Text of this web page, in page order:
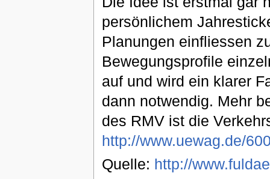
persönlichem
Planungen einfliessen
Bewegungsprofile
auf und wird ein klarer
dann notwendig. Mehr
des RMV ist die
http://www.uewag.de/
Quelle: http://